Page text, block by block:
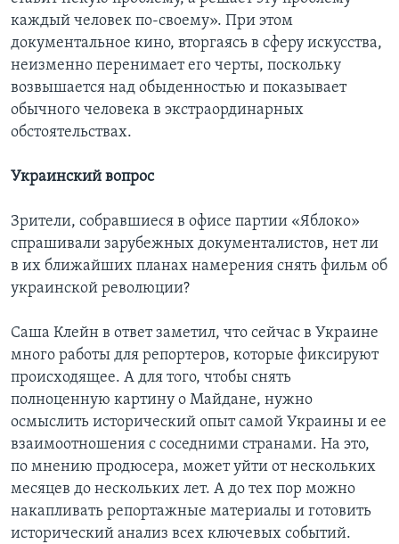
каждый человек по-своему». При этом
документальное кино, вторгаясь в сферу искусства,
неизменно перенимает его черты, поскольку
возвышается над обыденностью и показывает
обычного человека в экстраординарных
обстоятельствах.
Украинский вопрос
Зрители, собравшиеся в офисе партии «Яблоко»
спрашивали зарубежных документалистов, нет ли
в их ближайших планах намерения снять фильм об
украинской революции?
Саша Клейн в ответ заметил, что сейчас в Украине
много работы для репортеров, которые фиксируют
происходящее. А для того, чтобы снять
полноценную картину о Майдане, нужно
осмыслить исторический опыт самой Украины и ее
взаимоотношения с соседними странами. На это,
по мнению продюсера, может уйти от нескольких
месяцев до нескольких лет. А до тех пор можно
накапливать репортажные материалы и готовить
исторический анализ всех ключевых событий.